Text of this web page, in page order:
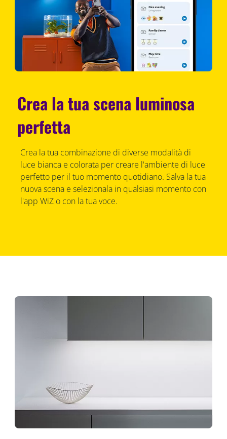
Crea la tua scena luminosa
perfetta
Crea la tua combinazione di diverse modalità di
luce bianca e colorata per creare l'ambiente di luce
perfetto per il tuo momento quotidiano. Salva la tua
nuova scena e selezionala in qualsiasi momento con
l'app WiZ o con la tua voce.